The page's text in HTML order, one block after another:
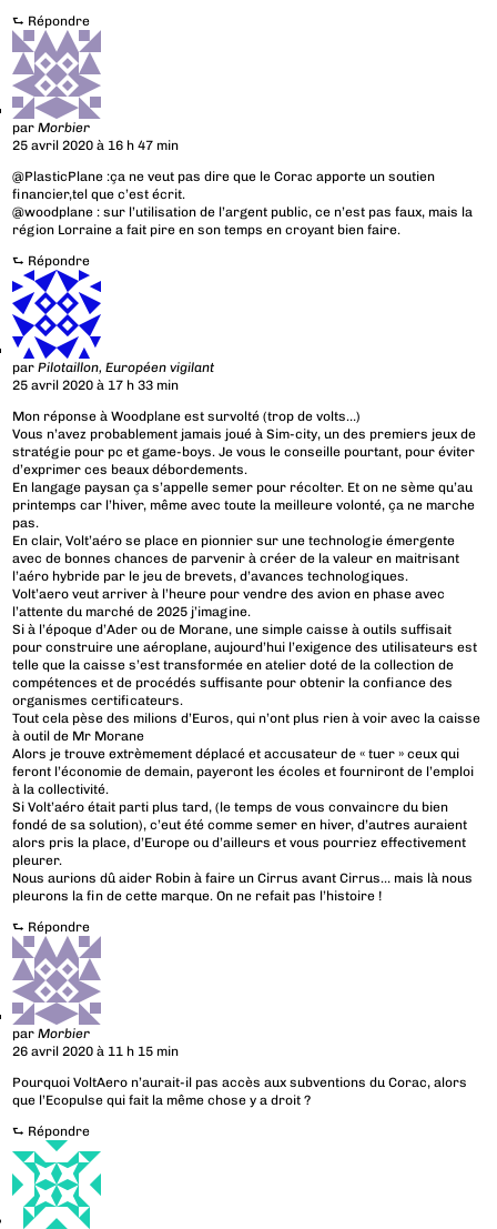
⮑ Répondre
parMorbier
25 avril 2020 à 16 h 47 min
@PlasticPlane :ça ne veut pas dire que le Corac apporte un soutien
financier,tel que c’est écrit.
@woodplane : sur l’utilisation de l’argent public, ce n’est pas faux, mais la
région Lorraine a fait pire en son temps en croyant bien faire.
⮑ Répondre
parPilotaillon, Européen vigilant
25 avril 2020 à 17 h 33 min
Mon réponse à Woodplane est survolté (trop de volts…)
Vous n’avez probablement jamais joué à Sim-city, un des premiers jeux de
stratégie pour pc et game-boys. Je vous le conseille pourtant, pour éviter
d’exprimer ces beaux débordements.
En langage paysan ça s’appelle semer pour récolter. Et on ne sème qu’au
printemps car l’hiver, même avec toute la meilleure volonté, ça ne marche
pas.
En clair, Volt’aéro se place en pionnier sur une technologie émergente
avec de bonnes chances de parvenir à créer de la valeur en maitrisant
l’aéro hybride par le jeu de brevets, d’avances technologiques.
Volt’aero veut arriver à l’heure pour vendre des avion en phase avec
l’attente du marché de 2025 j’imagine.
Si à l’époque d’Ader ou de Morane, une simple caisse à outils suffisait
pour construire une aéroplane, aujourd’hui l’exigence des utilisateurs est
telle que la caisse s’est transformée en atelier doté de la collection de
compétences et de procédés suffisante pour obtenir la confiance des
organismes certificateurs.
Tout cela pèse des milions d’Euros, qui n’ont plus rien à voir avec la caisse
à outil de Mr Morane
Alors je trouve extrèmement déplacé et accusateur de « tuer » ceux qui
feront l’économie de demain, payeront les écoles et fourniront de l’emploi
à la collectivité.
Si Volt’aéro était parti plus tard, (le temps de vous convaincre du bien
fondé de sa solution), c’eut été comme semer en hiver, d’autres auraient
alors pris la place, d’Europe ou d’ailleurs et vous pourriez effectivement
pleurer.
Nous aurions dû aider Robin à faire un Cirrus avant Cirrus… mais là nous
pleurons la fin de cette marque. On ne refait pas l’histoire !
⮑ Répondre
parMorbier
26 avril 2020 à 11 h 15 min
Pourquoi VoltAero n’aurait-il pas accès aux subventions du Corac, alors
que l’Ecopulse qui fait la même chose y a droit ?
⮑ Répondre